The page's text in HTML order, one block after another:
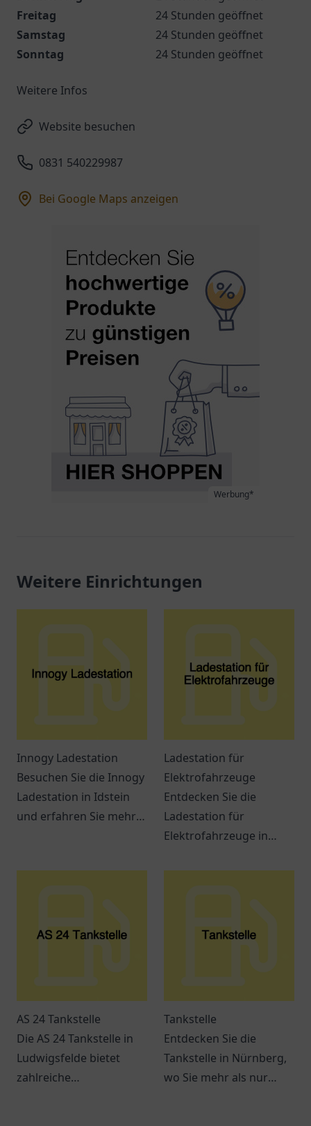
Freitag
24 Stunden geöffnet
Samstag
24 Stunden geöffnet
Sonntag
24 Stunden geöffnet
Weitere Infos
Website besuchen
0831 540229987
Bei Google Maps anzeigen
Werbung*
Weitere Einrichtungen
Innogy Ladestation
Besuchen Sie die Innogy
Ladestation in Idstein
und erfahren Sie mehr
in Ihrer Nähe.
Ladestation für
Elektrofahrzeuge
Entdecken Sie die
Ladestation für
Elektrofahrzeuge in
und benutzerfreundlich
AS 24 Tankstelle
Die AS 24 Tankstelle in
Ludwigsfelde bietet
zahlreiche
Tankstelle
Entdecken Sie die
Tankstelle in Nürnberg,
wo Sie mehr als nur